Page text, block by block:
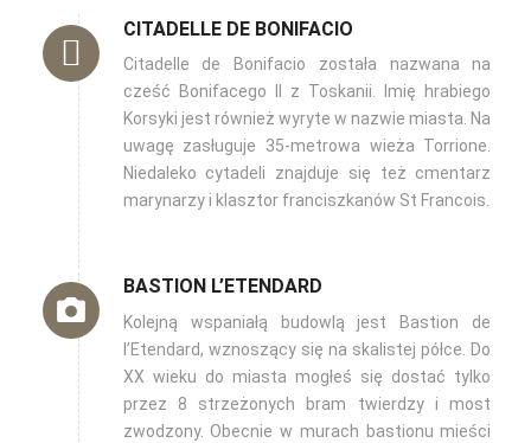
CITADELLE DE BONIFACIO
Citadelle de Bonifacio została nazwana na
cześć Bonifacego II z Toskanii. Imię hrabiego
Korsyki jest również wyryte w nazwie miasta. Na
uwagę zasługuje 35-metrowa wieża Torrione.
Niedaleko cytadeli znajduje się też cmentarz
marynarzy i klasztor franciszkanów St Francois.
BASTION L’ETENDARD
Kolejną wspaniałą budowlą jest Bastion de
l’Etendard, wznoszący się na skalistej półce. Do
XX wieku do miasta mogłeś się dostać tylko
przez 8 strzeżonych bram twierdzy i most
zwodzony. Obecnie w murach bastionu mieści